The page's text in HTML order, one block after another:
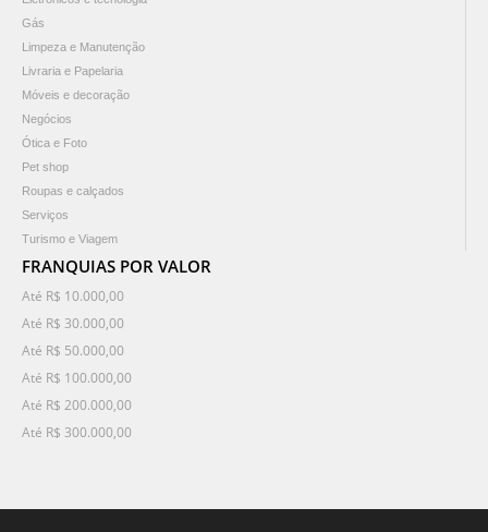
Gás
Limpeza e Manutenção
Livraria e Papelaria
Móveis e decoração
Negócios
Ótica e Foto
Pet shop
Roupas e calçados
Serviços
Turismo e Viagem
FRANQUIAS POR VALOR
Até R$ 10.000,00
Até R$ 30.000,00
Até R$ 50.000,00
Até R$ 100.000,00
Até R$ 200.000,00
Até R$ 300.000,00